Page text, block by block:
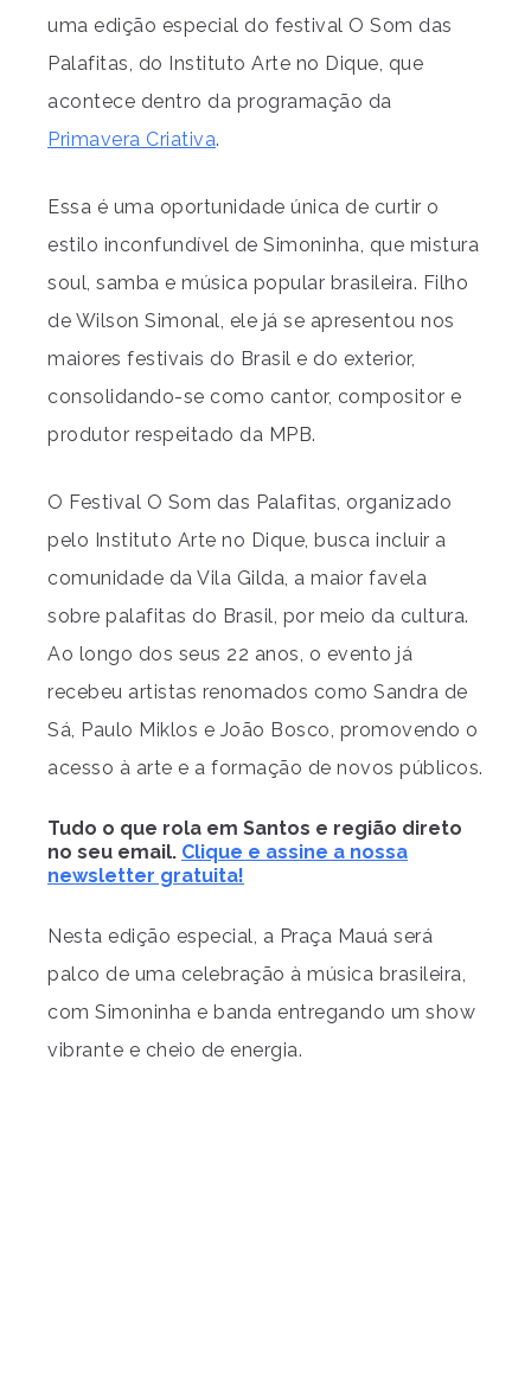
uma edição especial do festival O Som das
Palafitas, do Instituto Arte no Dique, que
acontece dentro da programação da
Primavera Criativa.
Essa é uma oportunidade única de curtir o
estilo inconfundível de Simoninha, que mistura
soul, samba e música popular brasileira. Filho
de Wilson Simonal, ele já se apresentou nos
maiores festivais do Brasil e do exterior,
consolidando-se como cantor, compositor e
produtor respeitado da MPB.
O Festival O Som das Palafitas, organizado
pelo Instituto Arte no Dique, busca incluir a
comunidade da Vila Gilda, a maior favela
sobre palafitas do Brasil, por meio da cultura.
Ao longo dos seus 22 anos, o evento já
recebeu artistas renomados como Sandra de
Sá, Paulo Miklos e João Bosco, promovendo o
acesso à arte e a formação de novos públicos.
Tudo o que rola em Santos e região direto
no seu email. Clique e assine a nossa
newsletter gratuita!
Nesta edição especial, a Praça Mauá será
palco de uma celebração à música brasileira,
com Simoninha e banda entregando um show
vibrante e cheio de energia.